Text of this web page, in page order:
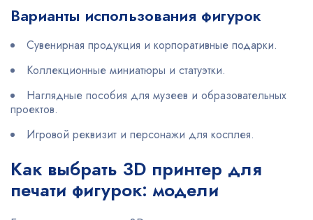
Варианты использования фигурок
Сувенирная продукция и корпоративные подарки.
Коллекционные миниатюры и статуэтки.
Наглядные пособия для музеев и образовательных
проектов.
Игровой реквизит и персонажи для косплея.
Как выбрать 3D принтер для
печати фигурок: модели